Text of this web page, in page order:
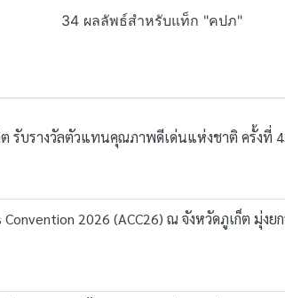
34 ผลลัพธ์สำหรับแท็ก "คปภ"
บรางวัลตัวแทนคุณภาพดีเด่นแห่งชาติ ครั้งที่
2026 (ACC26) ณ จังหวัดภูเก็ต มุ่ง